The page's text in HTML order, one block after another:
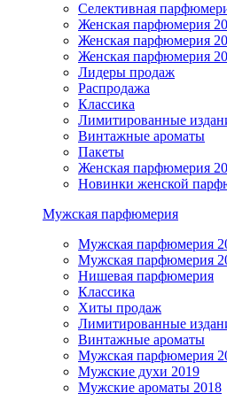
Селективная
Женская парфюмерия
Женская парфюмерия
Женская парфюмерия
Лидеры продаж
Распродажа
Классика
Лимитированные
Винтажные ароматы
Пакеты
Женская парфюмерия
Новинки женской
Мужская парфюмерия
Мужская парфюмерия
Мужская парфюмерия
Нишевая парфюмерия
Классика
Хиты продаж
Лимитированные
Винтажные ароматы
Мужская парфюмерия
Мужские духи 2019
Мужские ароматы 2018